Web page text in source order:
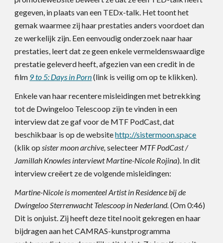
gegeven, in plaats van een TEDx-talk. Het toont het
gemak waarmee zij haar prestaties anders voordoet dan
ze werkelijk zijn. Een eenvoudig onderzoek naar haar
prestaties, leert dat ze geen enkele vermeldenswaardige
prestatie geleverd heeft, afgezien van een credit in de
film 9 to 5: Days in Porn(link is veilig om op te klikken).
Enkele van haar recentere misleidingen met betrekking
tot de Dwingeloo Telescoop zijn te vinden in een
interview dat ze gaf voor de MTF PodCast, dat
beschikbaar is op de websitehttp://sistermoon.space
(klik opsister moon archive, selecteer MTF PodCast /
Jamillah Knowles interviewt Martine-Nicole Rojina). In dit
interview creëert ze de volgende misleidingen:
Martine-Nicole is momenteel Artist in Residence bij de
Dwingeloo Sterrenwacht Telescoop in Nederland.(Om 0:46)
Dit is onjuist. Zij heeft deze titel nooit gekregen en haar
bijdragen aan het CAMRAS-kunstprogramma